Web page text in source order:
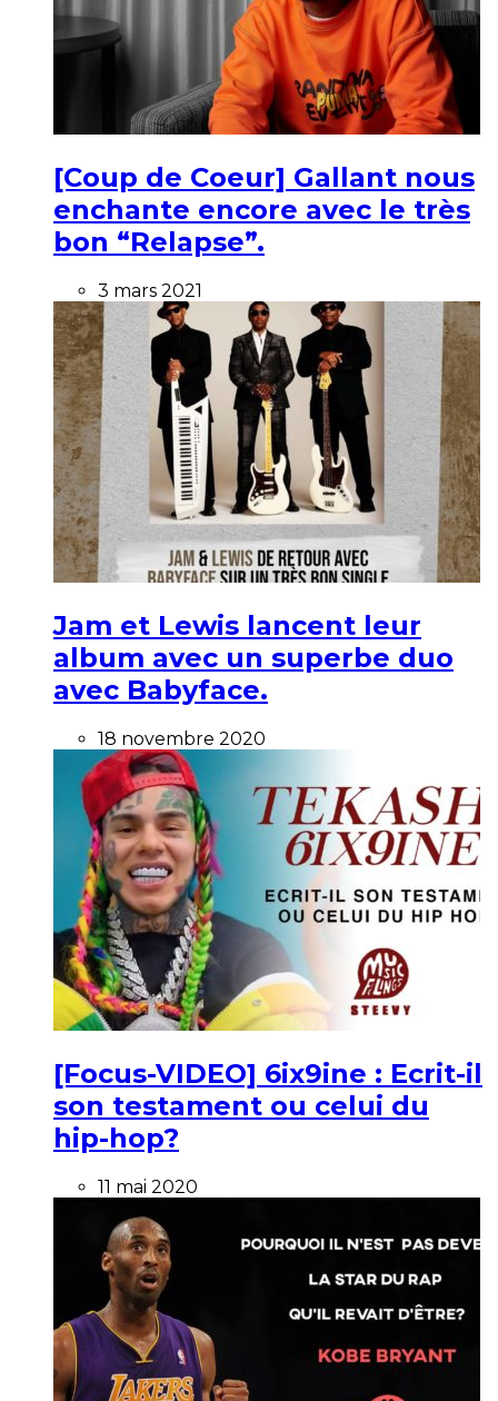
[Coup de Coeur] Gallant nous
enchante encore avec le très
bon “Relapse”.
3 mars 2021
Jam et Lewis lancent leur
album avec un superbe duo
avec Babyface.
18 novembre 2020
[Focus-VIDEO] 6ix9ine : Ecrit-il
son testament ou celui du
hip-hop?
11 mai 2020